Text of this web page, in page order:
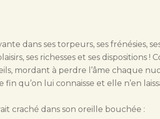
dans ses torpeurs, ses frénésies,
ses richesses et ses dispositions !
mordant à perdre l’âme chaque
qu’on lui connaisse et elle n’en
craché dans son oreille bouchée :